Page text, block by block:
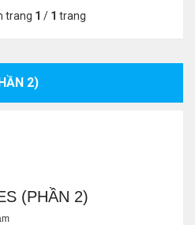
trang 1 / 1 trang
2)
(PHẦN 2)